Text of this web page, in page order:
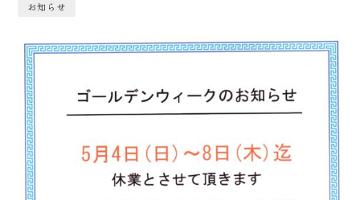
お知らせ